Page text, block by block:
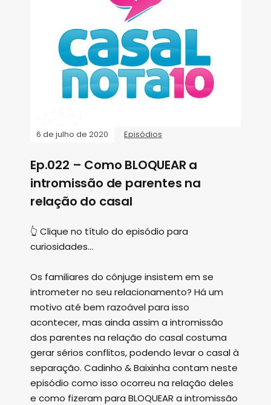
6 de julho de 2020 Episódios
Ep.022 – Como BLOQUEAR a
intromissão de parentes na
relação do casal
👆 Clique no título do episódio para
curiosidades...
Os familiares do cônjuge insistem em se
intrometer no seu relacionamento? Há um
motivo até bem razoável para isso
acontecer, mas ainda assim a intromissão
dos parentes na relação do casal costuma
gerar sérios conflitos, podendo levar o casal à
separação. Cadinho & Baixinha contam neste
episódio como isso ocorreu na relação deles
e como fizeram para BLOQUEAR a intromissão